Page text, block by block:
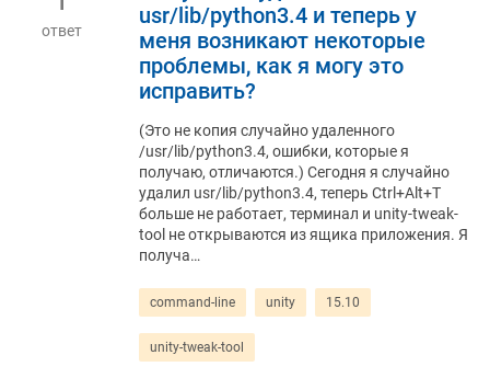
ответ
usr/lib/python3.4 и теперь у
меня возникают некоторые
проблемы, как я могу это
исправить?
(Это не копия случайно удаленного
/usr/lib/python3.4, ошибки, которые я
получаю, отличаются.) Сегодня я случайно
удалил usr/lib/python3.4, теперь Ctrl+Alt+T
больше не работает, терминал и unity-tweak-
tool не открываются из ящика приложения. Я
получа…
command-line unity 15.10
unity-tweak-tool